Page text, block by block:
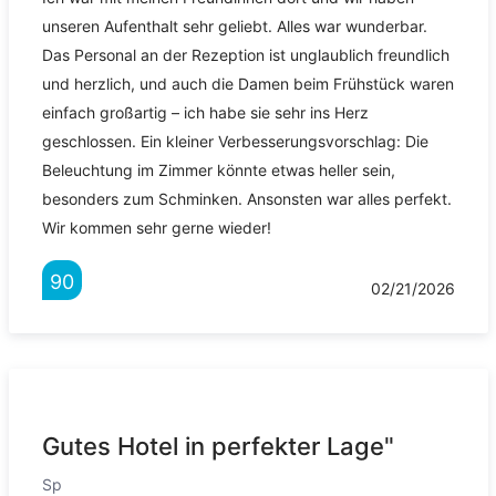
unseren Aufenthalt sehr geliebt. Alles war wunderbar.
Das Personal an der Rezeption ist unglaublich freundlich
und herzlich, und auch die Damen beim Frühstück waren
einfach großartig – ich habe sie sehr ins Herz
geschlossen. Ein kleiner Verbesserungsvorschlag: Die
Beleuchtung im Zimmer könnte etwas heller sein,
besonders zum Schminken. Ansonsten war alles perfekt.
Wir kommen sehr gerne wieder!
90 02/21/2026
Gutes Hotel in perfekter Lage"
Sp